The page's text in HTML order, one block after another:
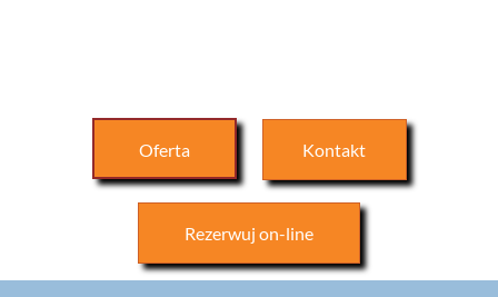
Oferta Kontakt
Rezerwuj on-line